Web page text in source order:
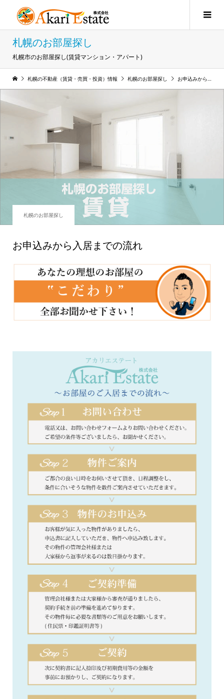
札幌のお部屋探し
札幌市のお部屋探し(賃貸マンション・アパート)
札幌の不動産（賃貸・売買・投資）情報 札幌のお部屋探し お申込みから入居までの流れ
札幌のお部屋探し
お申込みから入居までの流れ